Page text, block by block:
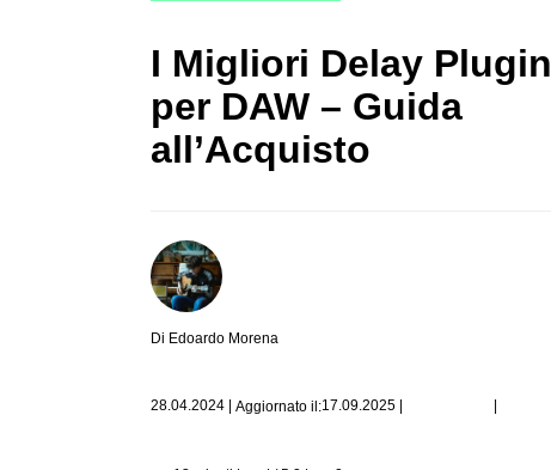
I Migliori Delay Plugin
per DAW – Guida
all’Acquisto
Di Edoardo Morena
28.04.2024 Aggiornato il:17.09.2025